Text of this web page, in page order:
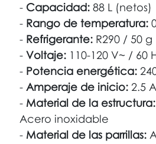
Capacidad: 88 L (netos)
Rango de temperatura:
Refrigerante: R290 / 50 g
Voltaje: 110-120 V~ / 60
Potencia energética:
Amperaje de inicio: 2.5 A
Material de la estructura:
Acero inoxidable
Material de las parrillas: